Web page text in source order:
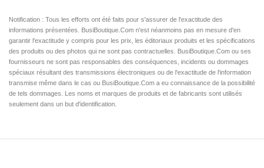
Notification : Tous les efforts ont été faits pour s'assurer de l'exactitude des
informations présentées. BusiBoutique.Com n'est néanmoins pas en mesure d'en
garantir l'exactitude y compris pour les prix, les éditoriaux produits et les spécifications
des produits ou des photos qui ne sont pas contractuelles. BusiBoutique.Com ou ses
fournisseurs ne sont pas responsables des conséquences, incidents ou dommages
spéciaux résultant des transmissions électroniques ou de l'exactitude de l'information
transmise même dans le cas ou BusiBoutique.Com a eu connaissance de la possibilité
de tels dommages. Les noms et marques de produits et de fabricants sont utilisés
seulement dans un but d'identification.